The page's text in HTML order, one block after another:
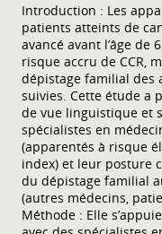
Introduction : Les
patients atteints de
avancé avant l’âge de
risque accru de CCR,
dépistage familial des
suivies. Cette étude a
de vue linguistique et
spécialistes en
(apparentés à risque
index) et leur posture
du dépistage familial
(autres médecins,
Méthode : Elle